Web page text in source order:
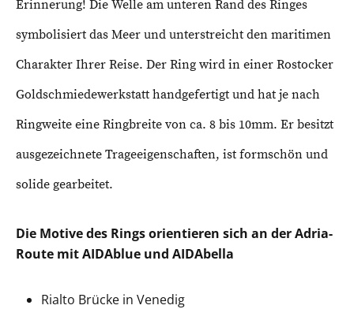
Erinnerung! Die Welle am unteren Rand des Ringes
symbolisiert das Meer und unterstreicht den maritimen
Charakter Ihrer Reise. Der Ring wird in einer Rostocker
Goldschmiedewerkstatt handgefertigt und hat je nach
Ringweite eine Ringbreite von ca. 8 bis 10mm. Er besitzt
ausgezeichnete Trageeigenschaften, ist formschön und
solide gearbeitet.
Die Motive des Rings orientieren sich an der Adria-
Route mit AIDAblue und AIDAbella
Rialto Brücke in Venedig